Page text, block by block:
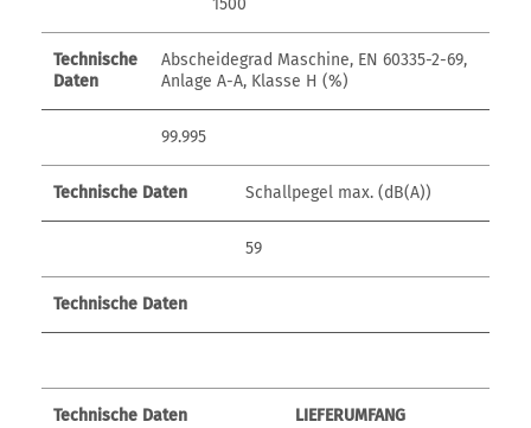
1500
Technische
Daten
Abscheidegrad Maschine, EN 60335-2-69,
Anlage A-A, Klasse H (%)
99.995
Technische Daten Schallpegel max. (dB(A))
59
Technische Daten
Technische Daten LIEFERUMFANG